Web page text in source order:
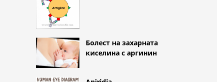
Болест на захарната
киселина с аргинин